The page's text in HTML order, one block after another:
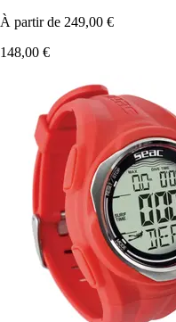
À partir de 249,00 €
148,00 €